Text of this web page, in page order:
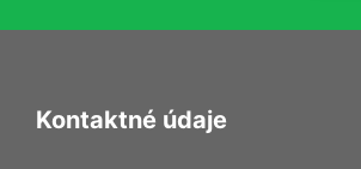
Kontaktné údaje